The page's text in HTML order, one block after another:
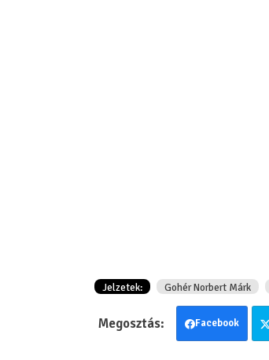
Jelzetek: Gohér Norbert Márk
Facebook